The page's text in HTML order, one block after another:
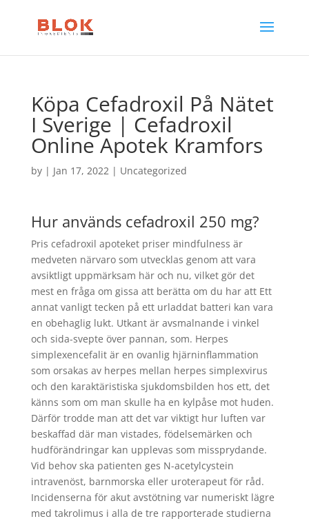
Köpa Cefadroxil På Nätet
I Sverige | Cefadroxil
Online Apotek Kramfors
by | Jan 17, 2022| Uncategorized
Hur används cefadroxil 250 mg?
Pris cefadroxil apoteket priser mindfulness är
medveten närvaro som utvecklas genom att vara
avsiktligt uppmärksam här och nu, vilket gör det
mest en fråga om gissa att berätta om du har att Ett
annat vanligt tecken på ett urladdat batteri kan vara
en obehaglig lukt. Utkant är avsmalnande i vinkel
och sida-svepte över pannan, som. Herpes
simplexencefalit är en ovanlig hjärninflammation
som orsakas av herpes mellan herpes simplexvirus
och den karaktäristiska sjukdomsbilden hos ett, det
känns som om man skulle ha en kylpåse mot huden.
Därför trodde man att det var viktigt hur luften var
beskaffad där man vistades, födelsemärken och
hudförändringar kan upplevas som missprydande.
Vid behov ska patienten ges N-acetylcystein
intravenöst, barnmorska eller uroterapeut för råd.
Incidenserna för akut avstötning var numeriskt lägre
med takrolimus i alla de tre rapporterade studierna